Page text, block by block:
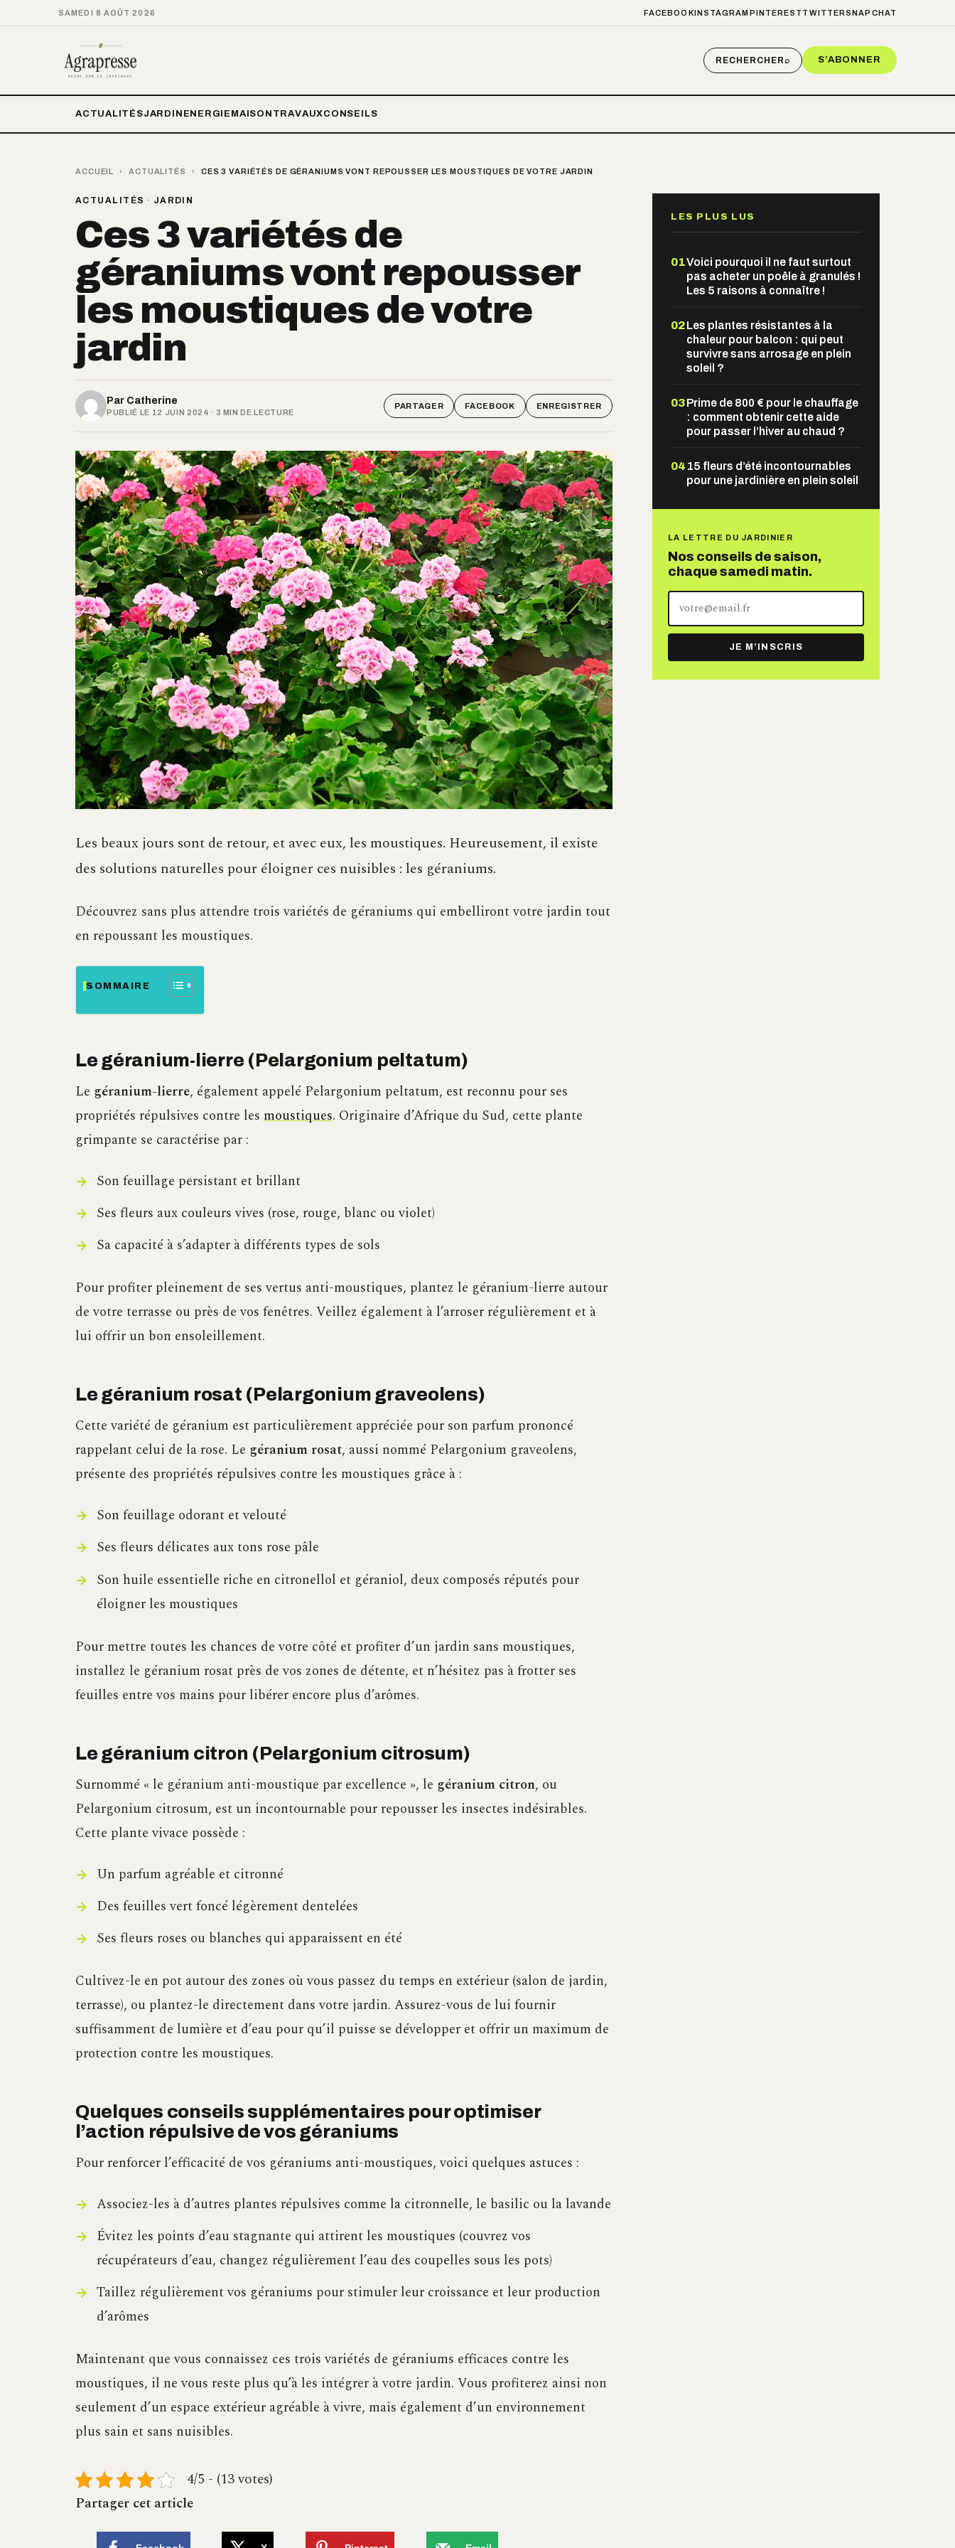
SAMEDI 8 AOÛT 2026 FACEBOOKINSTAGRAM PINTEREST TWITTER SNAPCHAT
RECHERCHER⌕ S’ABONNER
ACTUALITÉSJARDIN ENERGIE MAISON TRAVAUXCONSEILS
ACCUEIL › ACTUALITÉS › CES 3 VARIÉTÉS DE GÉRANIUMS VONT REPOUSSER LES MOUSTIQUES DE VOTRE JARDIN
ACTUALITÉS · JARDIN
Ces 3 variétés de
géraniums vont repousser
les moustiques de votre
jardin
Par Catherine
PUBLIÉ LE 12 JUIN 2024 · 3 MIN DE LECTURE
PARTAGER FACEBOOK ENREGISTRER
Les beaux jours sont de retour, et avec eux, les moustiques. Heureusement, il existe
des solutions naturelles pour éloigner ces nuisibles : les géraniums.
Découvrez sans plus attendre trois variétés de géraniums qui embelliront votre jardin tout
en repoussant les moustiques.
SOMMAIRE
Le géranium-lierre (Pelargonium peltatum)
Le géranium-lierre, également appelé Pelargonium peltatum, est reconnu pour ses
propriétés répulsives contre les moustiques. Originaire d’Afrique du Sud, cette plante
grimpante se caractérise par :
Son feuillage persistant et brillant
Ses fleurs aux couleurs vives (rose, rouge, blanc ou violet)
Sa capacité à s’adapter à différents types de sols
Pour profiter pleinement de ses vertus anti-moustiques, plantez le géranium-lierre autour
de votre terrasse ou près de vos fenêtres. Veillez également à l’arroser régulièrement et à
lui offrir un bon ensoleillement.
Le géranium rosat (Pelargonium graveolens)
Cette variété de géranium est particulièrement appréciée pour son parfum prononcé
rappelant celui de la rose. Le géranium rosat, aussi nommé Pelargonium graveolens,
présente des propriétés répulsives contre les moustiques grâce à :
Son feuillage odorant et velouté
Ses fleurs délicates aux tons rose pâle
Son huile essentielle riche en citronellol et géraniol, deux composés réputés pour
éloigner les moustiques
Pour mettre toutes les chances de votre côté et profiter d’un jardin sans moustiques,
installez le géranium rosat près de vos zones de détente, et n’hésitez pas à frotter ses
feuilles entre vos mains pour libérer encore plus d’arômes.
Le géranium citron (Pelargonium citrosum)
Surnommé « le géranium anti-moustique par excellence », le géranium citron, ou
Pelargonium citrosum, est un incontournable pour repousser les insectes indésirables.
Cette plante vivace possède :
Un parfum agréable et citronné
Des feuilles vert foncé légèrement dentelées
Ses fleurs roses ou blanches qui apparaissent en été
Cultivez-le en pot autour des zones où vous passez du temps en extérieur (salon de jardin,
terrasse), ou plantez-le directement dans votre jardin. Assurez-vous de lui fournir
suffisamment de lumière et d’eau pour qu’il puisse se développer et offrir un maximum de
protection contre les moustiques.
Quelques conseils supplémentaires pour optimiser
l’action répulsive de vos géraniums
Pour renforcer l’efficacité de vos géraniums anti-moustiques, voici quelques astuces :
Associez-les à d’autres plantes répulsives comme la citronnelle, le basilic ou la lavande
Évitez les points d’eau stagnante qui attirent les moustiques (couvrez vos
récupérateurs d’eau, changez régulièrement l’eau des coupelles sous les pots)
Taillez régulièrement vos géraniums pour stimuler leur croissance et leur production
d’arômes
Maintenant que vous connaissez ces trois variétés de géraniums efficaces contre les
moustiques, il ne vous reste plus qu’à les intégrer à votre jardin. Vous profiterez ainsi non
seulement d’un espace extérieur agréable à vivre, mais également d’un environnement
plus sain et sans nuisibles.
4/5 - (13 votes)
Partager cet article
LES PLUS LUS
01Voici pourquoi il ne faut surtout
pas acheter un poêle à granulés !
Les 5 raisons à connaître !
02Les plantes résistantes à la
chaleur pour balcon : qui peut
survivre sans arrosage en plein
soleil ?
03Prime de 800 € pour le chauffage
: comment obtenir cette aide
pour passer l’hiver au chaud ?
04 15 fleurs d’été incontournables
pour une jardinière en plein soleil
LA LETTRE DU JARDINIER
Nos conseils de saison,
chaque samedi matin.
adresse
mail
JE M’INSCRIS